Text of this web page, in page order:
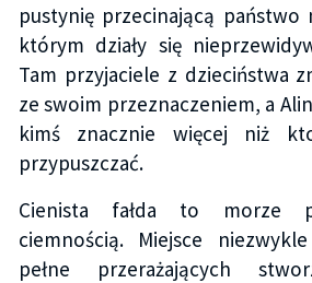
pustynię przecinającą państwo
którym działy się
Tam przyjaciele z dzieciństwa
ze swoim przeznaczeniem, a
kimś znacznie więcej niż
przypuszczać.
Cienista fałda to morze
ciemnością. Miejsce
pełne przerażających